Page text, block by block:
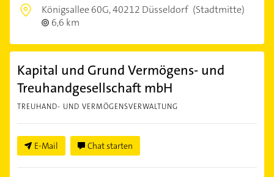
Königsallee 60G,40212 Düsseldorf (Stadtmitte)
6,6 km
Kapital und Grund Vermögens- und
Treuhandgesellschaft mbH
TREUHAND- UND VERMÖGENSVERWALTUNG
E-Mail Chat starten